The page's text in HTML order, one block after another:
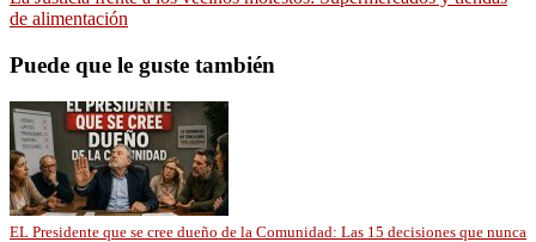
de alimentación
Puede que le guste también
EL Presidente que se cree dueño de la Comunidad: Las 15 decisiones que nunca